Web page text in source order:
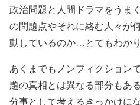
政治問題と人間ドラマをうま
の問題点やそれに絡む人々が
動しているのか…とてもわか
あくまでもノンフィクション
題の真相とは異なる部分もあ
分事として考えるきっかけに